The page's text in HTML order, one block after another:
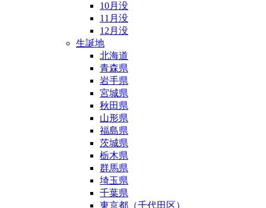
10月没
11月没
12月没
生誕地
北海道
青森県
岩手県
宮城県
秋田県
山形県
福島県
茨城県
栃木県
群馬県
埼玉県
千葉県
東京都（千代田区）